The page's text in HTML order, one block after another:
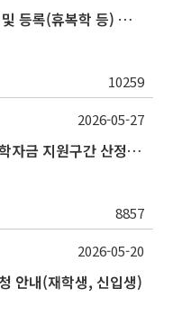
2026학년도 제2학기 등록금 수납 및 등록(휴복학 등) 일정 안내
10259
2026학년도 2학기 한국장학재단 학자금 지원구간 산정 신청 안내
8857
2026-05-27
안내(재학생, 신입생)
2026-05-20